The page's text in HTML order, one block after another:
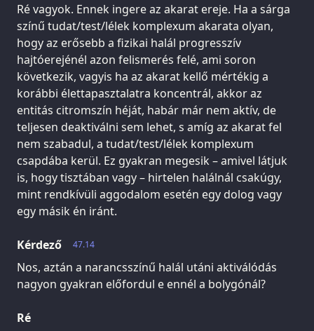
Ré vagyok. Ennek ingere az akarat ereje. Ha a sárga
színű tudat/test/lélek komplexum akarata olyan,
hogy az erősebb a fizikai halál progresszív
hajtóerejénél azon felismerés felé, ami soron
következik, vagyis ha az akarat kellő mértékig a
korábbi élettapasztalatra koncentrál, akkor az
entitás citromszín héját, habár már nem aktív, de
teljesen deaktiválni sem lehet, s amíg az akarat fel
nem szabadul, a tudat/test/lélek komplexum
csapdába kerül. Ez gyakran megesik – amivel látjuk
is, hogy tisztában vagy – hirtelen halálnál csakúgy,
mint rendkívüli aggodalom esetén egy dolog vagy
egy másik én iránt.
47.14
Kérdező
Nos, aztán a narancsszínű halál utáni aktiválódás
nagyon gyakran előfordul e ennél a bolygónál?
Ré